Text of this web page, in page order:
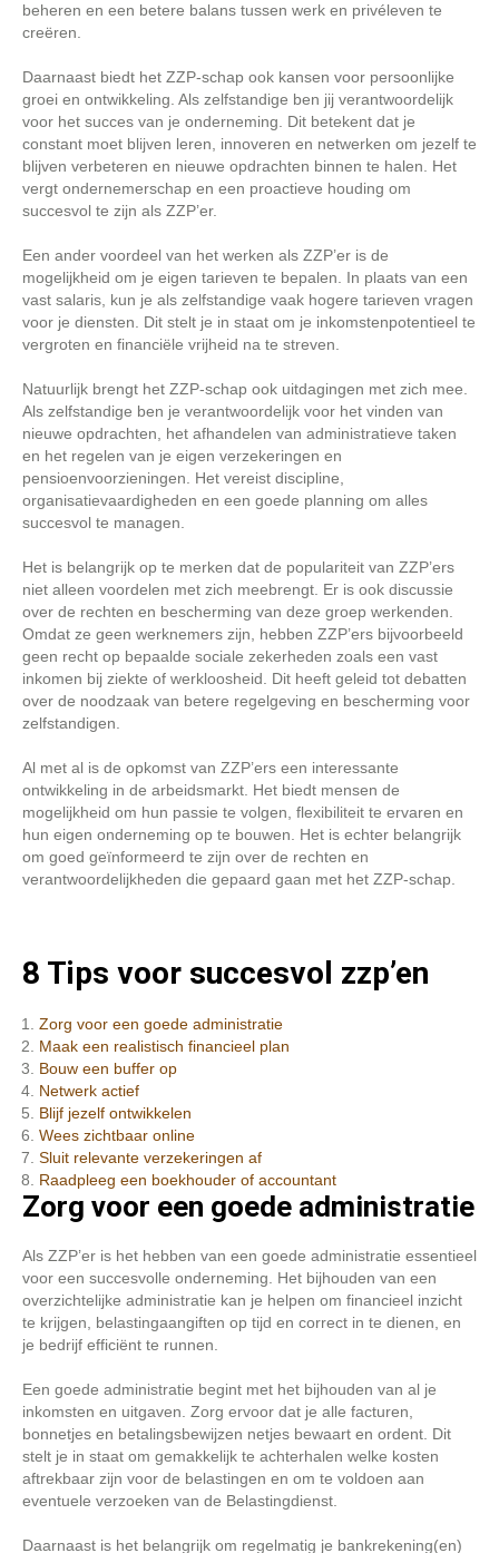
beheren en een betere balans tussen werk en privéleven te
creëren.
Daarnaast biedt het ZZP-schap ook kansen voor persoonlijke
groei en ontwikkeling. Als zelfstandige ben jij verantwoordelijk
voor het succes van je onderneming. Dit betekent dat je
constant moet blijven leren, innoveren en netwerken om jezelf te
blijven verbeteren en nieuwe opdrachten binnen te halen. Het
vergt ondernemerschap en een proactieve houding om
succesvol te zijn als ZZP’er.
Een ander voordeel van het werken als ZZP’er is de
mogelijkheid om je eigen tarieven te bepalen. In plaats van een
vast salaris, kun je als zelfstandige vaak hogere tarieven vragen
voor je diensten. Dit stelt je in staat om je inkomstenpotentieel te
vergroten en financiële vrijheid na te streven.
Natuurlijk brengt het ZZP-schap ook uitdagingen met zich mee.
Als zelfstandige ben je verantwoordelijk voor het vinden van
nieuwe opdrachten, het afhandelen van administratieve taken
en het regelen van je eigen verzekeringen en
pensioenvoorzieningen. Het vereist discipline,
organisatievaardigheden en een goede planning om alles
succesvol te managen.
Het is belangrijk op te merken dat de populariteit van ZZP’ers
niet alleen voordelen met zich meebrengt. Er is ook discussie
over de rechten en bescherming van deze groep werkenden.
Omdat ze geen werknemers zijn, hebben ZZP’ers bijvoorbeeld
geen recht op bepaalde sociale zekerheden zoals een vast
inkomen bij ziekte of werkloosheid. Dit heeft geleid tot debatten
over de noodzaak van betere regelgeving en bescherming voor
zelfstandigen.
Al met al is de opkomst van ZZP’ers een interessante
ontwikkeling in de arbeidsmarkt. Het biedt mensen de
mogelijkheid om hun passie te volgen, flexibiliteit te ervaren en
hun eigen onderneming op te bouwen. Het is echter belangrijk
om goed geïnformeerd te zijn over de rechten en
verantwoordelijkheden die gepaard gaan met het ZZP-schap.
8 Tips voor succesvol zzp’en
Zorg voor een goede administratie
Maak een realistisch financieel plan
Bouw een buffer op
Netwerk actief
Blijf jezelf ontwikkelen
Wees zichtbaar online
Sluit relevante verzekeringen af
Raadpleeg een boekhouder of accountant
Zorg voor een goede administratie
Als ZZP’er is het hebben van een goede administratie essentieel
voor een succesvolle onderneming. Het bijhouden van een
overzichtelijke administratie kan je helpen om financieel inzicht
te krijgen, belastingaangiften op tijd en correct in te dienen, en
je bedrijf efficiënt te runnen.
Een goede administratie begint met het bijhouden van al je
inkomsten en uitgaven. Zorg ervoor dat je alle facturen,
bonnetjes en betalingsbewijzen netjes bewaart en ordent. Dit
stelt je in staat om gemakkelijk te achterhalen welke kosten
aftrekbaar zijn voor de belastingen en om te voldoen aan
eventuele verzoeken van de Belastingdienst.
Daarnaast is het belangrijk om regelmatig je bankrekening(en)